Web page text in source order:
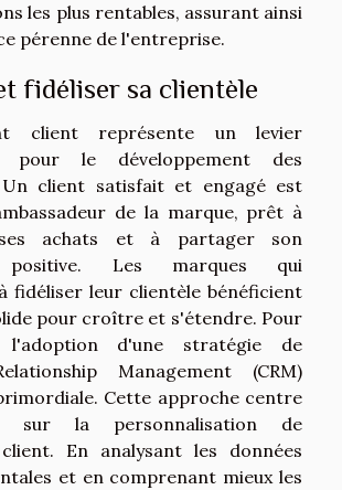
les plus rentables, assurant ainsi
pérenne de l'entreprise.
fidéliser sa clientèle
client représente un levier
pour le développement des
client satisfait et engagé est
de la marque, prêt à
achats et à partager son
positive. Les marques qui
fidéliser leur clientèle bénéficient
pour croître et s'étendre. Pour
d'une stratégie de
Management (CRM)
Cette approche centre
sur la personnalisation de
En analysant les données
et en comprenant mieux les